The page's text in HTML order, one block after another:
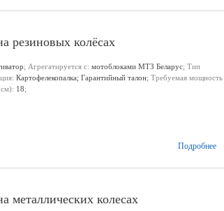
резиновых колёсах
; Агрегатируется с: мотоблоками МТЗ Беларус; Тип
Картофелекопалка; Гарантийный талон; Требуемая мощность
18;
Подробнее
металлических колесах